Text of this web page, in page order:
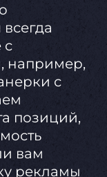
с
например,
с
позиций,
вам
рекламы